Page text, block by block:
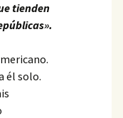
tienden
él solo.